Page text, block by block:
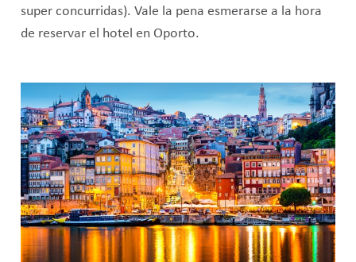
super concurridas). Vale la pena esmerarse a la hora
de reservar el hotel en Oporto.